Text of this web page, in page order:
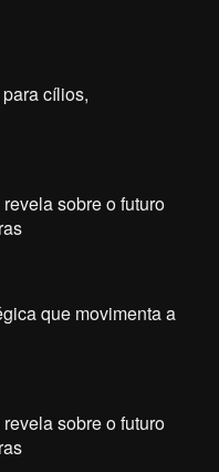
cílios,
sobre o futuro
que movimenta a
sobre o futuro